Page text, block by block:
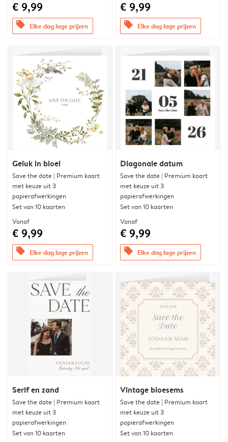
€ 9,99
offers Elke dag lage prijzen
€ 9,99
offers Elke dag lage prijzen
Geluk in bloei
Save the date | Premium kaart
met keuze uit 3
papierafwerkingen
Set van 10 kaarten
Vanaf
€ 9,99
offers Elke dag lage prijzen
Diagonale datum
Save the date | Premium kaart
met keuze uit 3
papierafwerkingen
Set van 10 kaarten
Vanaf
€ 9,99
offers Elke dag lage prijzen
Serif en zand
Save the date | Premium kaart
met keuze uit 3
papierafwerkingen
Set van 10 kaarten
Vintage bloesems
Save the date | Premium kaart
met keuze uit 3
papierafwerkingen
Set van 10 kaarten